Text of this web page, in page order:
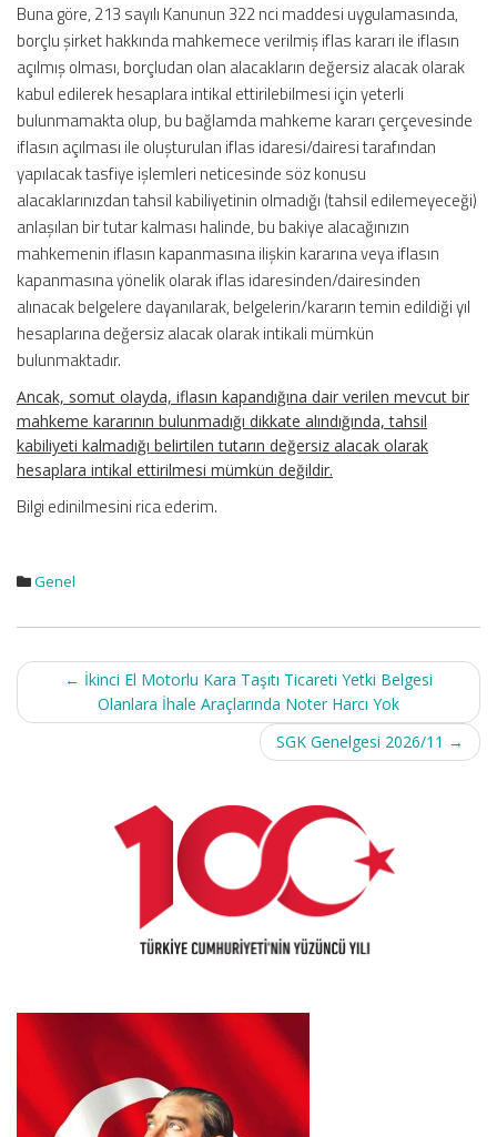
Buna göre, 213 sayılı Kanunun 322 nci maddesi uygulamasında,
borçlu şirket hakkında mahkemece verilmiş iflas kararı ile iflasın
açılmış olması, borçludan olan alacakların değersiz alacak olarak
kabul edilerek hesaplara intikal ettirilebilmesi için yeterli
bulunmamakta olup, bu bağlamda mahkeme kararı çerçevesinde
iflasın açılması ile oluşturulan iflas idaresi/dairesi tarafından
yapılacak tasfiye işlemleri neticesinde söz konusu
alacaklarınızdan tahsil kabiliyetinin olmadığı (tahsil edilemeyeceği)
anlaşılan bir tutar kalması halinde, bu bakiye alacağınızın
mahkemenin iflasın kapanmasına ilişkin kararına veya iflasın
kapanmasına yönelik olarak iflas idaresinden/dairesinden
alınacak belgelere dayanılarak, belgelerin/kararın temin edildiği yıl
hesaplarına değersiz alacak olarak intikali mümkün
bulunmaktadır.
Ancak, somut olayda, iflasın kapandığına dair verilen mevcut bir
mahkeme kararının bulunmadığı dikkate alındığında, tahsil
kabiliyeti kalmadığı belirtilen tutarın değersiz alacak olarak
hesaplara intikal ettirilmesi mümkün değildir.
Bilgi edinilmesini rica ederim.
Genel
Post
navigation
← İkinci El Motorlu Kara Taşıtı Ticareti Yetki Belgesi
Olanlara İhale Araçlarında Noter Harcı Yok
SGK Genelgesi 2026/11 →